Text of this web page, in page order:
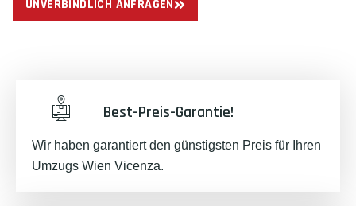
UNVERBINDLICH ANFRAGEN
Best-Preis-Garantie!
Wir haben garantiert den günstigsten Preis für Ihren
Umzugs Wien Vicenza.